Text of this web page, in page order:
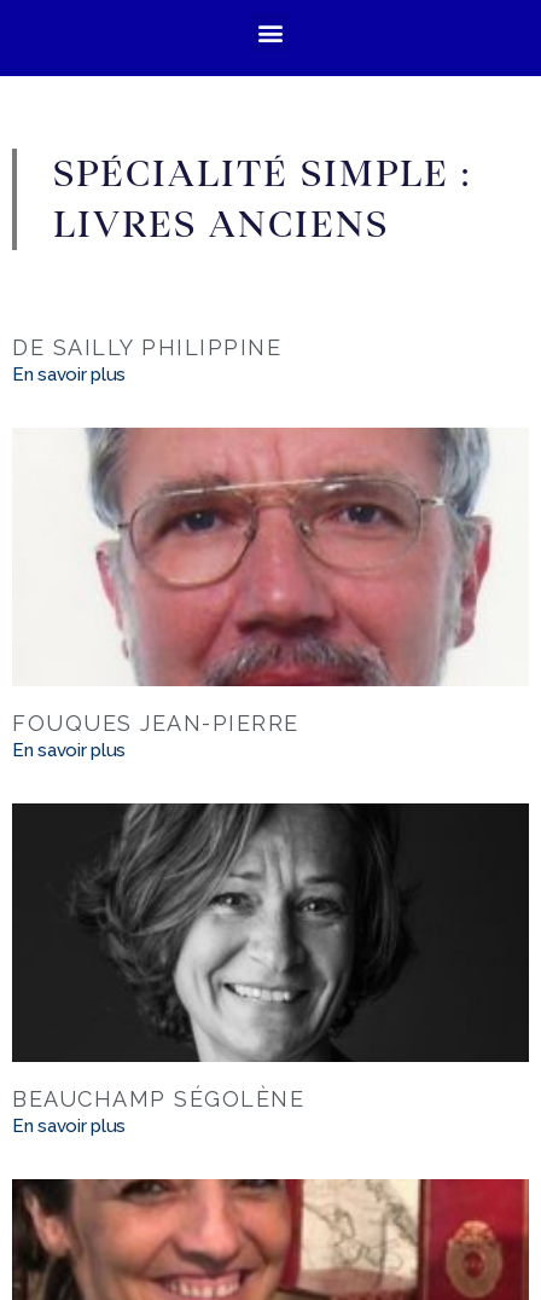
SPÉCIALITÉ SIMPLE :
LIVRES ANCIENS
DE SAILLY PHILIPPINE
En savoir plus
FOUQUES JEAN-PIERRE
En savoir plus
BEAUCHAMP SÉGOLÈNE
En savoir plus